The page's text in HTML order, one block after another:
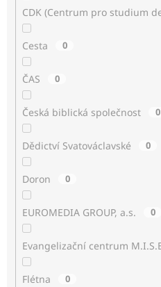
CDK (Centrum pro studium
Cesta 0
ČAS 0
Česká biblická společnost 0
Dědictví Svatováclavské 0
Doron 0
EUROMEDIA GROUP, a.s. 0
Evangelizační centrum
Flétna 0